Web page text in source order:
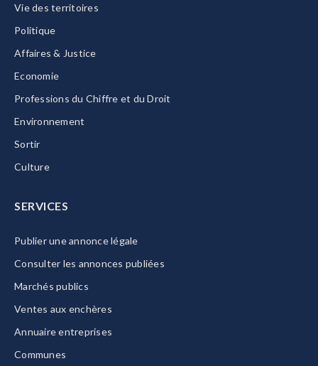
Vie des territoires
Politique
Affaires & Justice
Economie
Professions du Chiffre et du Droit
Environnement
Sortir
Culture
SERVICES
Publier une annonce légale
Consulter les annonces publiées
Marchés publics
Ventes aux enchères
Annuaire entreprises
Communes